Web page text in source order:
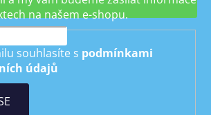
na našem e-shopu.
souhlasíte s podmínkami
údajů